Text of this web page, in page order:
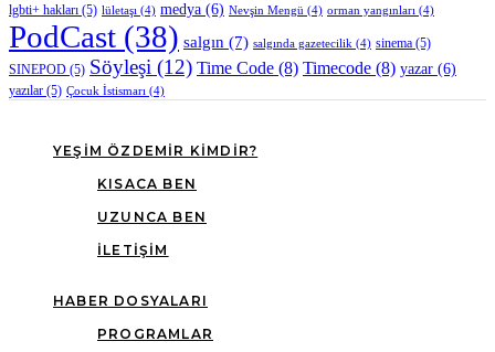
lgbti+ hakları (5) lületaşı (4) medya (6) Nevşin Mengü (4) orman yangınları (4)
PodCast (38) salgın (7) salgında gazetecilik (4) sinema (5)
SINEPOD (5) Söyleşi (12) Time Code (8) Timecode (8) yazar (6)
yazılar (5) Çocuk İstismarı (4)
YEŞIM ÖZDEMIR KIMDIR?
KISACA BEN
UZUNCA BEN
İLETIŞIM
HABER DOSYALARI
PROGRAMLAR